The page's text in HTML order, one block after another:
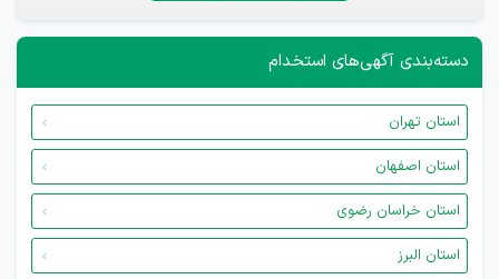
دسته‌بندی آگهی‌های استخدام
استان تهران
استان اصفهان
استان خراسان رضوی
استان البرز